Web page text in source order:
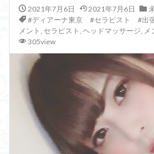
2021年7月6日 2021年7月6日
#ディアーナ東京 #セラピスト #出
メント , セラピスト , ヘッドマッサージ, メ
305view